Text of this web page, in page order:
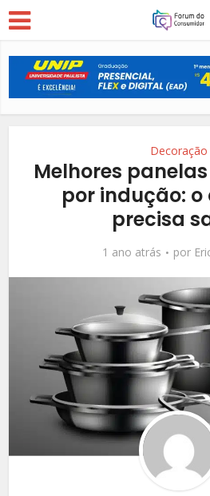
Decoração
Melhores
por indução: o
precisa
1 ano atrás por